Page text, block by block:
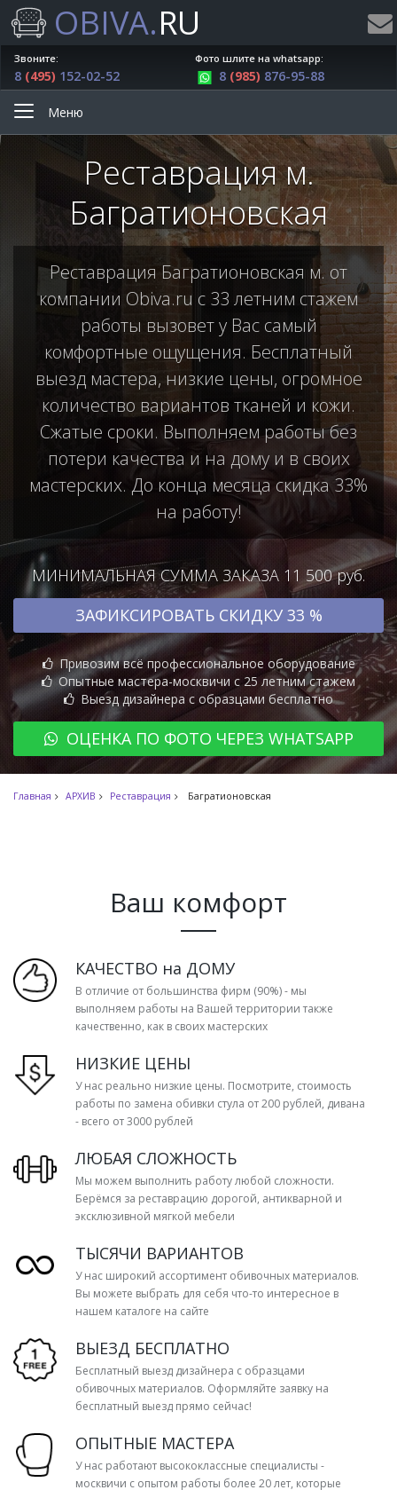
OBIVA.RU
Звоните:
8 (495) 152-02-52
Фото шлите на whatsapp:
8 (985) 876-95-88
Меню
Реставрация м.
Багратионовская
Реставрация Багратионовская м. от
компании Obiva.ru с 33 летним стажем
работы вызовет у Вас самый
комфортные ощущения. Бесплатный
выезд мастера, низкие цены, огромное
количество вариантов тканей и кожи.
Сжатые сроки. Выполняем работы без
потери качества и на дому и в своих
мастерских. До конца месяца скидка 33%
на работу!
МИНИМАЛЬНАЯ СУММА ЗАКАЗА 11 500 руб.
ЗАФИКСИРОВАТЬ СКИДКУ 33 %
Привозим всё профессиональное оборудование
Опытные мастера-москвичи с 25 летним стажем
Выезд дизайнера с образцами бесплатно
ОЦЕНКА ПО ФОТО ЧЕРЕЗ WHATSAPP
Главная АРХИВ Реставрация Багратионовская
Ваш комфорт
КАЧЕСТВО на ДОМУ
В отличие от большинства фирм (90%) - мы
выполняем работы на Вашей территории также
качественно, как в своих мастерских
НИЗКИЕ ЦЕНЫ
У нас реально низкие цены. Посмотрите, стоимость
работы по замена обивки стула от 200 рублей, дивана
- всего от 3000 рублей
ЛЮБАЯ СЛОЖНОСТЬ
Мы можем выполнить работу любой сложности.
Берёмся за реставрацию дорогой, антикварной и
эксклюзивной мягкой мебели
ТЫСЯЧИ ВАРИАНТОВ
У нас широкий ассортимент обивочных материалов.
Вы можете выбрать для себя что-то интересное в
нашем каталоге на сайте
ВЫЕЗД БЕСПЛАТНО
Бесплатный выезд дизайнера с образцами
обивочных материалов. Оформляйте заявку на
бесплатный выезд прямо сейчас!
ОПЫТНЫЕ МАСТЕРА
У нас работают высококлассные специалисты -
москвичи с опытом работы более 20 лет, которые